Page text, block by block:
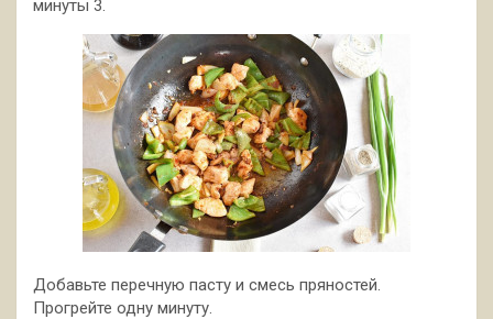
минуты 3.
Добавьте перечную пасту и смесь пряностей.
Прогрейте одну минуту.